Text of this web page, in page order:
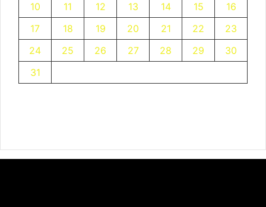
10
11 12 13 14 15
16
17
18 19 20 21 22
23
24
25 26 27 28 29
30
31